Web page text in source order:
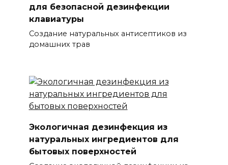
для безопасной дезинфекции
клавиатуры
Создание натуральных антисептиков из
домашних трав
Экологичная дезинфекция из
натуральных ингредиентов для
бытовых поверхностей